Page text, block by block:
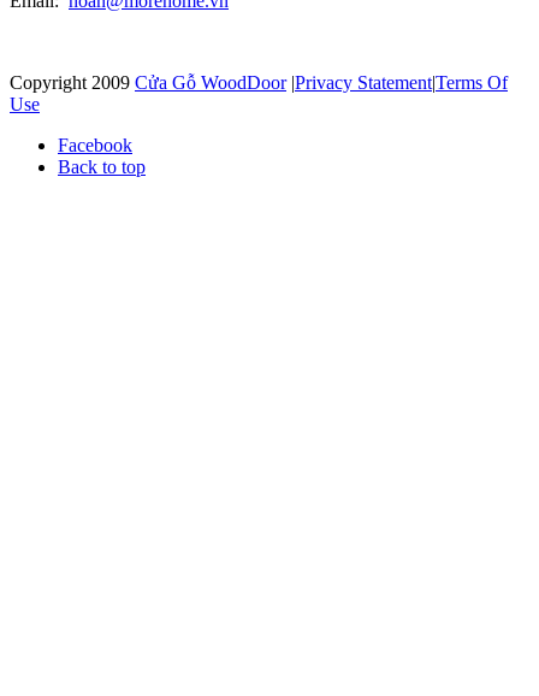
Copyright 2009 Cửa Gỗ WoodDoor |Privacy Statement|Terms Of
Use
Facebook
Back to top